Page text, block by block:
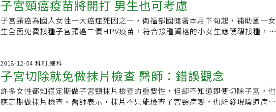
鼓勵另一半打疫苗，「老公或許不懂男生為何要打子宮頸癌疫苗，但他知道我是
為他好。」
有約50%符合條件的女生和38%符合條件的男生，完成兩階段的疫苗接種程序。
根據訪談，父母不同意接種疫苗的兩個主要理由，一個是安全性的考量；另一個
是認為沒有必要。最令我驚訝的是，擔心疫苗安全性的父母，竟然從2010年的
者，儘管人數不多，但是組織力卻很強，聲量很大，尤其在網路發達，假新聞充
斥的今天，他們的影響力極為可觀。至於認為沒有必要的原因，則是因為很多父
母，對於施打人類乳突病毒疫苗所能達到的醫療效果，不是很暸解，而忽視了它
對於個人健康的影響，因而認為沒有必要。這方面的民眾教育，有待加強！預防
勝於治療，以子宮頸癌為例，雖然，自1995年推行子宮頸癌抹片篩檢後，台灣從
染力強，人一生中被感染機率高達8成，研究也指出，只要有親密接觸，即使性生
活單純的人也有可能互相傳染，幾乎每2對情侶、夫妻就有1對會感染。此外，陳
保仁說，長期免疫力低落也可能增加HPV的感染風險，若長期持續感染，便可能
導致多項癌症及皮膚病等疾病發生。常見癌症包含子宮頸癌、外陰癌、陰道癌、
達上百種，但大部分不具傷害性，會藉著自身免疫力清除，但若持續感染特定型
別的病毒，就有染病風險。台灣癌症基金會副執行長蔡麗娟表示，台灣每天有4位
女性被宣告得到子宮頸癌，每5位子宮頸癌前病變，就有1位是20至34歲年輕女
性，呼籲民眾注意安全性行為，並施打HPV疫苗及定期抹片檢查，才能遠離疾病
子宮頸癌疫苗將開打 男生也可考慮
子宮頸癌為國人女性十大癌症死因之一，衛福部國健署本月下旬起，補助國一女
生全面免費接種子宮頸癌二價HPV疫苗，符合接種資格的小女生應踴躍接種，台
病毒（人類乳突病毒）為誘發子宮頸癌的主因，其中又以「九至十八歲子女的家
長」認知度達八成為最高。調查也發現，知道全國公費HPV疫苗即將於本月下旬
開打的民眾，不到三成；知道HPV病毒也會導致肛門癌、菜花等僅五成五，顯示
衛教有待加強。台灣癌症基金會執行長、萬芳醫院癌症中心主任賴基銘表示，子
宮頸癌發生率是女性十大癌症的第九名，死亡率是第七名，平均每天二人，每年
2018-12-04 科別.婦科
子宮切除就免做抹片檢查 醫師：錯誤觀念
許多女性都知道定期做子宮頸抹片檢查的重要性，但卻不知道即便切除子宮，也
應定期做抹片檢查。醫師表示，抹片不只能檢查子宮頸病變，也能發現陰道病